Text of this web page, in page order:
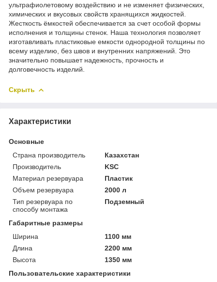
ультрафиолетовому воздействию и не изменяет физических,
химических и вкусовых свойств хранящихся жидкостей.
Жесткость ёмкостей обеспечивается за счет особой формы
исполнения и толщины стенок. Наша технология позволяет
изготавливать пластиковые емкости однородной толщины по
всему изделию, без швов и внутренних напряжений. Это
значительно повышает надежность, прочность и
долговечность изделий.
Скрыть
Характеристики
Основные
Страна производитель
Казахстан
Производитель
KSC
Материал резервуара
Пластик
Объем резервуара
2000 л
Тип резервуара по
способу монтажа
Подземный
Габаритные размеры
Ширина
1100 мм
Длина
2200 мм
Высота
1350 мм
Пользовательские характеристики